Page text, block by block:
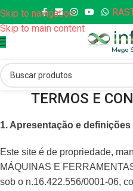
Skip to navigation
Skip to main content
TERMOS E
1. Apresentação e definições
Este site é de propriedade,
MÁQUINAS E
sob o n.16.422.556/0001-06,